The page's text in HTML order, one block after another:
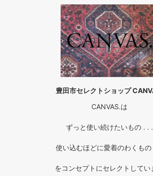
豊田市セレクトショップ
CANVAS.は
ずっと使い続けたいもの . . .
使い込むほどに愛着のわくもの
をコンセプトにセレクトしてい